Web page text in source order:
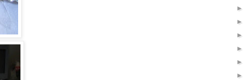
►
►
►
►
►
►